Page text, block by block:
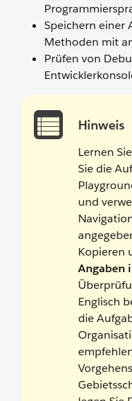
Speichern einer
Methoden mit
Prüfen von
Hinweis
Lernen
Sie die
und
Kopieren
Angaben
Englisch
die